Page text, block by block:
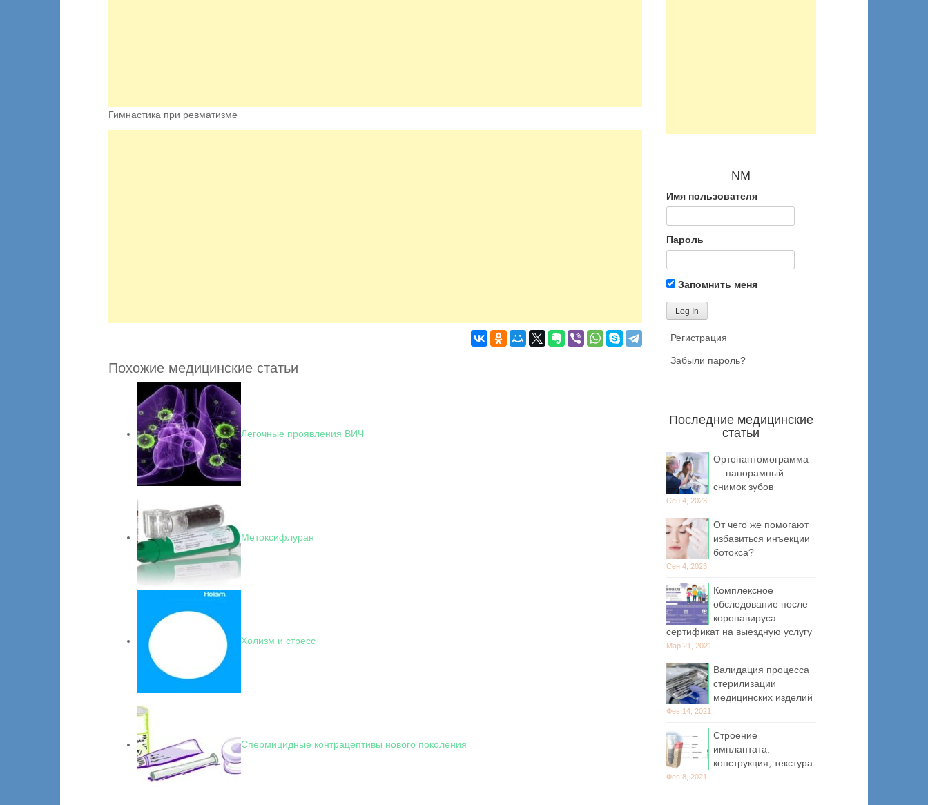
Гимнастика при ревматизме
Похожие медицинские статьи
Легочные проявления ВИЧ
Метоксифлуран
Холизм и стресс
Спермицидные контрацептивы нового поколения
NM
Имя пользователя
Пароль
Запомнить меня
Регистрация
Забыли пароль?
Последние медицинские
статьи
Ортопантомограмма
— панорамный
снимок зубов
Сен 4, 2023
От чего же помогают
избавиться инъекции
ботокса?
Сен 4, 2023
Комплексное
обследование после
коронавируса:
сертификат на выездную услугу
Мар 21, 2021
Валидация процесса
стерилизации
медицинских изделий
Фев 14, 2021
Строение
имплантата:
конструкция, текстура
Фев 8, 2021